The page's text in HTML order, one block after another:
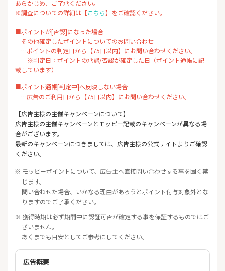
あらかじめ、ご了承ください。
※調査についての詳細は【こちら】をご確認ください。
■ポイントが[否認]になった場合
その他確定したポイントについてのお問い合わせ
…ポイントの判定日から【75日以内】にお問い合わせください。
※判定日：ポイントの承認/否認が確定した日（ポイント通帳に記
載しています）
■ポイント通帳[判定中]へ反映しない場合
…広告のご利用日から【75日以内】にお問い合わせください。
【広告主様の主催キャンペーンについて】
広告主様の主催キャンペーンとモッピー記載のキャンペーンが異なる場
合がございます。
最新のキャンペーンにつきましては、広告主様の公式サイトよりご確認
ください。
※ モッピーポイントについて、広告主へ直接問い合わせする事を固く禁
じます。
問い合わせた場合、いかなる理由があろうとポイント付与対象外とな
りますのでご了承ください。
※ 獲得時期は必ず期間中に認証可否が確定する事を保証するものではご
ざいません。
あくまでも目安としてご参考にしてください。
広告概要